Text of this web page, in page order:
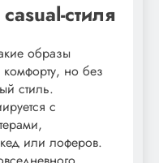
стиля
образы
но без
стиль.
с
или лоферов.